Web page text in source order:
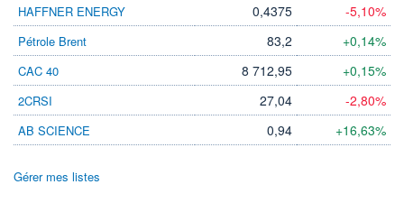
HAFFNER ENERGY
0,4375 -5,10%
Pétrole Brent 83,2 +0,14%
CAC 40 8 712,95 +0,15%
2CRSI 27,04 -2,80%
AB SCIENCE 0,94 +16,63%
Gérer mes listes